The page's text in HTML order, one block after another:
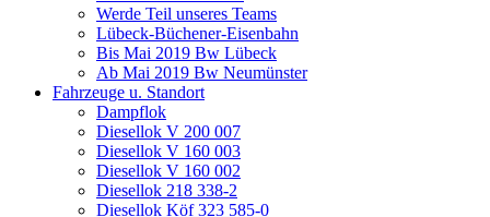
Werde Teil unseres Teams
Lübeck-Büchener-Eisenbahn
Bis Mai 2019 Bw Lübeck
Ab Mai 2019 Bw Neumünster
Fahrzeuge u. Standort
Dampflok
Diesellok V 200 007
Diesellok V 160 003
Diesellok V 160 002
Diesellok 218 338-2
Diesellok Köf 323 585-0